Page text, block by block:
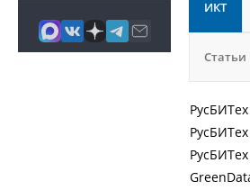
ИКТ
Статьи